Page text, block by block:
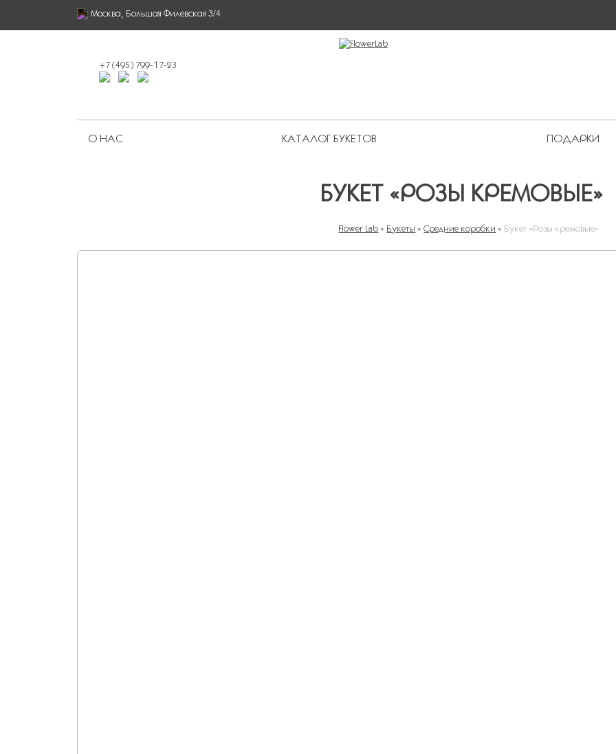
Москва, Большая Филевская 3/4
+7 (495) 799-17-23
О НАС КАТАЛОГ БУКЕТОВ ПОДАРКИ
БУКЕТ «РОЗЫ КРЕМОВЫЕ»
Flower Lab » Букеты » Средние коробки » Букет «Розы кремовые»